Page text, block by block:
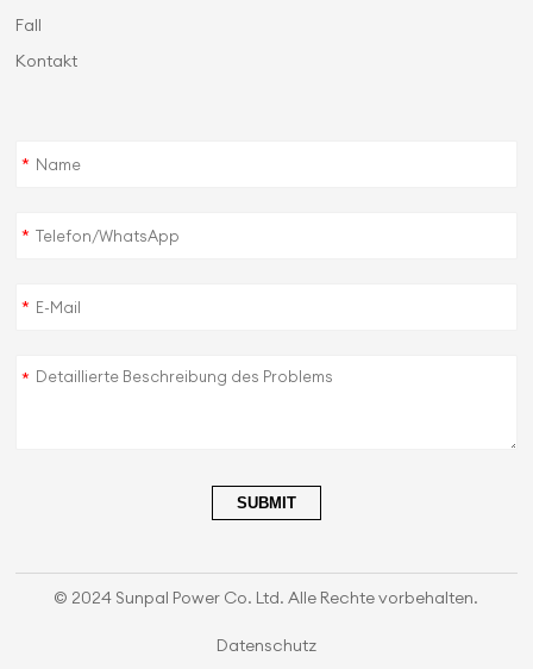
Fall
Kontakt
*
*
*
*
SUBMIT
© 2024 Sunpal Power Co. Ltd. Alle Rechte vorbehalten.
Datenschutz